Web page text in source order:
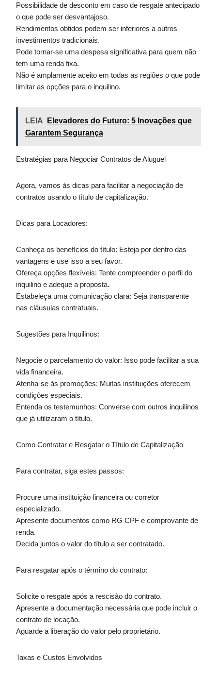
Possibilidade de desconto em caso de resgate antecipado
o que pode ser desvantajoso.
Rendimentos obtidos podem ser inferiores a outros
investimentos tradicionais.
Pode tornar-se uma despesa significativa para quem não
tem uma renda fixa.
Não é amplamente aceito em todas as regiões o que pode
limitar as opções para o inquilino.
LEIA
Elevadores do Futuro: 5 Inovações que
Garantem Segurança
Estratégias para Negociar Contratos de Aluguel
Agora, vamos às dicas para facilitar a negociação de
contratos usando o título de capitalização.
Dicas para Locadores:
Conheça os benefícios do título: Esteja por dentro das
vantagens e use isso a seu favor.
Ofereça opções flexíveis: Tente compreender o perfil do
inquilino e adeque a proposta.
Estabeleça uma comunicação clara: Seja transparente
nas cláusulas contratuais.
Sugestões para Inquilinos:
Negocie o parcelamento do valor: Isso pode facilitar a sua
vida financeira.
Atenha-se às promoções: Muitas instituições oferecem
condições especiais.
Entenda os testemunhos: Converse com outros inquilinos
que já utilizaram o título.
Como Contratar e Resgatar o Título de Capitalização
Para contratar, siga estes passos:
Procure uma instituição financeira ou corretor
especializado.
Apresente documentos como RG CPF e comprovante de
renda.
Decida juntos o valor do título a ser contratado.
Para resgatar após o término do contrato:
Solicite o resgate após a rescisão do contrato.
Apresente a documentação necessária que pode incluir o
contrato de locação.
Aguarde a liberação do valor pelo proprietário.
Taxas e Custos Envolvidos